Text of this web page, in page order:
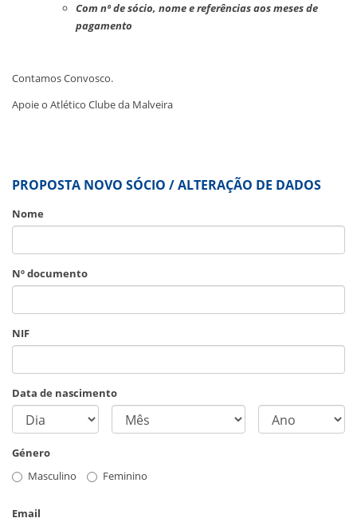
​Com nº de sócio, nome e referências aos meses de
pagamento
Contamos Convosco.
Apoie o Atlético Clube da Malveira
PROPOSTA NOVO SÓCIO / ALTERAÇÃO DE DADOS
Nome
Nº documento
NIF
Data de nascimento
Género
Masculino
Feminino
Email